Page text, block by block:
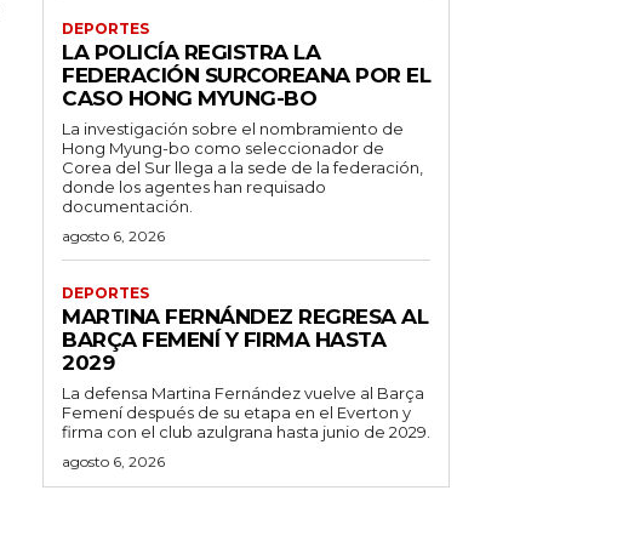
DEPORTES
LA POLICÍA REGISTRA LA
FEDERACIÓN SURCOREANA POR EL
CASO HONG MYUNG-BO
La investigación sobre el nombramiento de
Hong Myung-bo como seleccionador de
Corea del Sur llega a la sede de la federación,
donde los agentes han requisado
documentación.
agosto 6, 2026
DEPORTES
MARTINA FERNÁNDEZ REGRESA AL
BARÇA FEMENÍ Y FIRMA HASTA
2029
La defensa Martina Fernández vuelve al Barça
Femení después de su etapa en el Everton y
firma con el club azulgrana hasta junio de 2029.
agosto 6, 2026